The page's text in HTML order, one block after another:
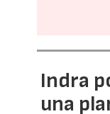
Indra
una